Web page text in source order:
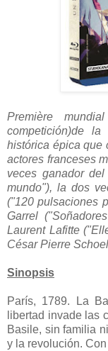
Première
competición)de la
histórica épica que
actores franceses
veces ganador
mundo"), la dos
("120 pulsaciones
Garrel
Laurent Lafitte
César Pierre
Sinopsis
París, 1789. La
libertad invade las
Basile, sin familia
y la revolución.